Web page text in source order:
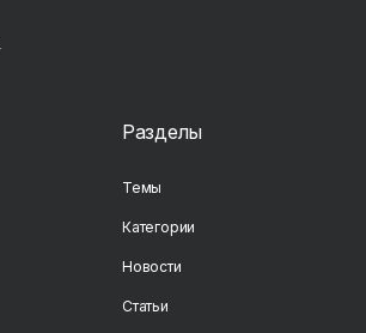
Разделы
Темы
Категории
Новости
Статьи